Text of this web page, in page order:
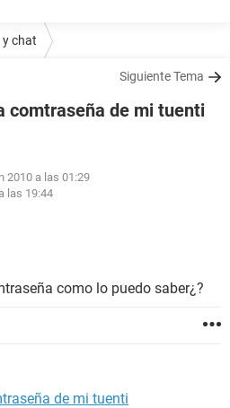
y chat
Siguiente Tema
comtraseña de mi tuenti
2010 a las 01:29
las 19:44
como lo puedo saber¿?
de mi tuenti